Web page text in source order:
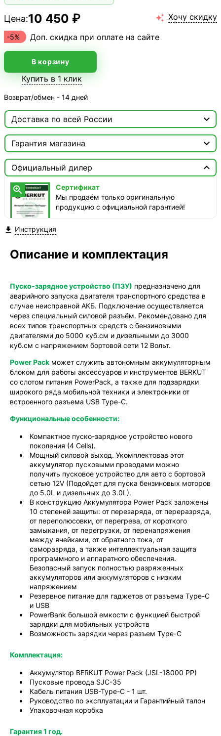
Цена:10 450 ₽  Хочу скидку
-5% Доп. скидка при оплате на сайте
В корзину
Купить в 1 клик
Возврат/обмен - 14 дней
Доставка по всей России 

завтра, бесплатно
ТопРадар — Самовывоз
сегодня, бесплатно
наб. Бережковская, д. 20, стр. 19
2-4 дня, бесплатно
СДЭК — Курьер
2-4 дня, бесплатно
Гарантия магазина

Сертификат
Мы продаём только оригинальную продукцию с
официальной гарантией!
Официальный дилер


Сертификат
Мы продаём только оригинальную
продукцию с официальной гарантией!
 Инструкция
Описание и комплектация
Пуско-зарядное устройство (ПЗУ) предназначено для
аварийного запуска двигателя транспортного средства в
случае неисправной АКБ. Подключение осуществляется
через специальный силовой разъём. Рекомендовано для
всех типов транспортных средств с бензиновыми
двигателями до 5000 куб.см и дизельными до 3000
куб.см с напряжением бортовой сети 12 Вольт.
Power Pack может служить автономным аккумуляторным
блоком для работы аксессуаров и инструментов BERKUT
со слотом питания PowerPack, а также для подзарядки
широкого ряда мобильной техники и электроники от
встроенного разъема USB Type-C.
Функциональные особенности:
Компактное пуско-зарядное устройство нового
поколения (4 Сells).
Мощный силовой выход. Укомплектовав этот
аккумулятор пусковыми проводами можно
получить пусковое устройство для авто с бортовой
сетью 12V (Подойдет для пуска бензиновых моторов
до 5.0L и дизельных до 3.0L).
В конструкцию Аккумулятора Power Pack заложены
10 степеней защиты: от перезаряда, от переразряда,
от переполюсовки, от перегрева, от короткого
замыкания, от перегрузки, от перенапряжения
между ячейками, от обратного тока, от
саморазряда, а также интеллектуальная защита
программного и аппаратного обеспечения.
Безопасный запуск полностью разряженных
аккумуляторов или аккумуляторов с низким
напряжением
Резервное питание для гаджетов от разъема Type-C
и USB
PowerBank большой емкости с функцией быстрой
зарядки для мобильных устройств
Возможность зарядки через разъем Type-C
Комплектация:
Аккумулятор BERKUT Power Pack (JSL-18000 PP)
Пусковые провода SJC-35
Кабель питания USB-Type-C - 1 шт.
Руководство по эксплуатации и Гарантийный талон
Упаковочная коробка
Гарантия 1 год.